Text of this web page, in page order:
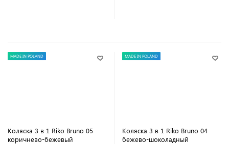
MADE IN POLAND
Коляска 3 в 1 Riko Bruno 05
коричнево-бежевый
MADE IN POLAND
Коляска 3 в 1 Riko Bruno 04
бежево-шоколадный